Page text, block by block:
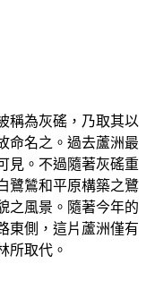
稱為灰磘，乃取其以
命名之。過去蘆洲最
見。不過隨著灰磘重
鷺鷥和平原構築之鷺
之風景。隨著今年的
東側，這片蘆洲僅有
所取代。